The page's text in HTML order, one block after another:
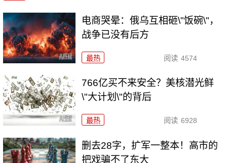
电商哭晕：俄乌互相砸\"饭碗\"，
战争已没有后方
最热 阅读 4574
766亿买不来安全？美核潜光鲜
\"大计划\"的背后
最热 阅读 6928
删去28字，扩军一整本！高市的
把戏骗不了东大